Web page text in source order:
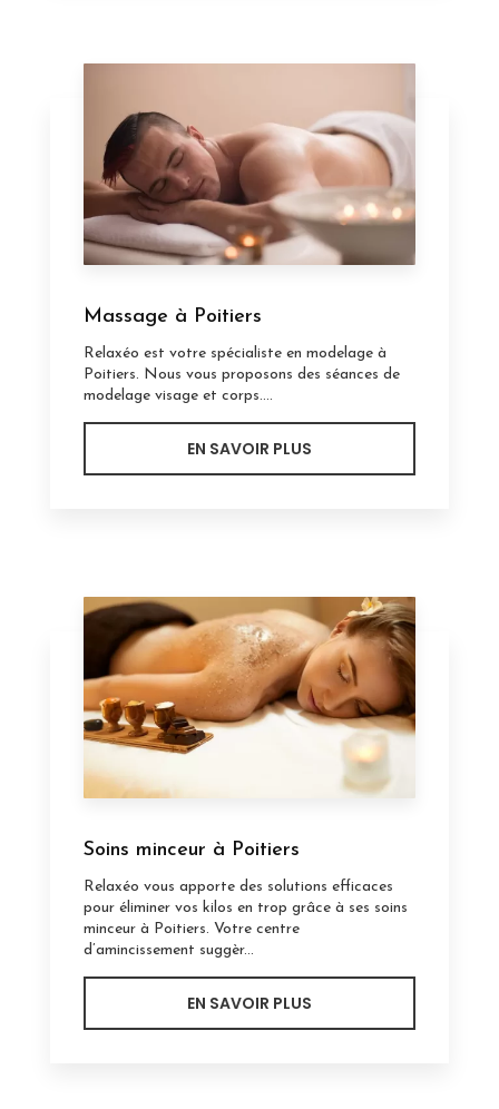
Massage à Poitiers
Relaxéo est votre spécialiste en modelage à
Poitiers. Nous vous proposons des séances de
modelage visage et corps....
EN SAVOIR PLUS
Soins minceur à Poitiers
Relaxéo vous apporte des solutions efficaces
pour éliminer vos kilos en trop grâce à ses soins
minceur à Poitiers. Votre centre
d’amincissement suggèr...
EN SAVOIR PLUS